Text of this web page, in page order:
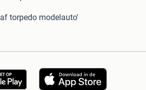
torpedo modelauto'